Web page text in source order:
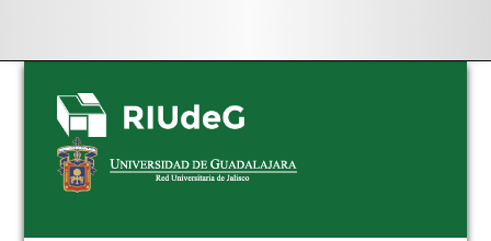
Skip
navigation